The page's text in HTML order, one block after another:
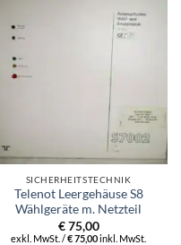
SICHERHEITSTECHNIK
Telenot Leergehäuse S8
Wählgeräte m. Netzteil
€75,00
exkl. MwSt. /€75,00inkl. MwSt.